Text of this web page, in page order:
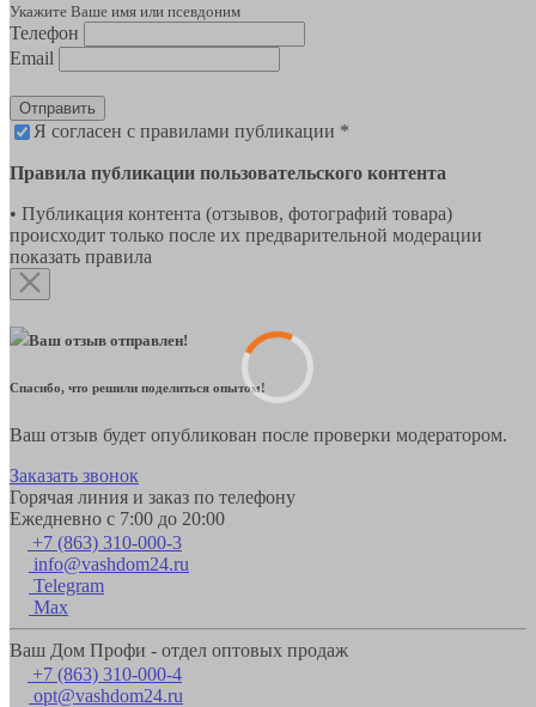
Укажите Ваше имя или псевдоним
Телефон
Email
Отправить
Я согласен с правилами публикации *
Правила публикации пользовательского контента
• Публикация контента (отзывов, фотографий товара)
происходит только после их предварительной модерации
показать правила
Ваш отзыв отправлен!
Спасибо, что решили поделиться опытом!
Ваш отзыв будет опубликован после проверки модератором.
Заказать звонок
Горячая линия и заказ по телефону
Ежедневно с 7:00 до 20:00
+7 (863) 310-000-3
info@vashdom24.ru
Telegram
Max
Ваш Дом Профи - отдел оптовых продаж
+7 (863) 310-000-4
opt@vashdom24.ru